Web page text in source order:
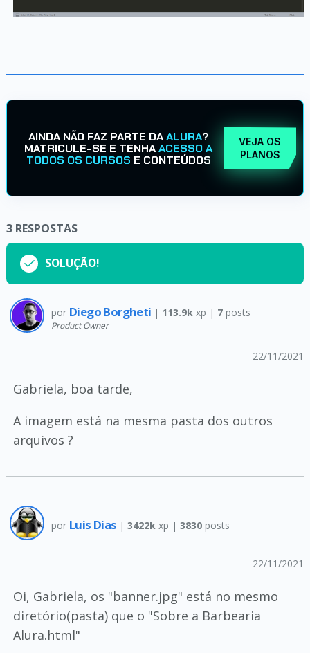
AINDA NÃO FAZ PARTE DAALURA?
MATRICULE-SE E TENHAACESSO A
TODOS OS CURSOS E CONTEÚDOS
VEJA OS
PLANOS
3 RESPOSTAS
SOLUÇÃO!
por Diego Borgheti | 113.9kxp | 7posts
Product Owner
22/11/2021
Gabriela, boa tarde,
A imagem está na mesma pasta dos outros
arquivos ?
por Luis Dias | 3422kxp | 3830posts
22/11/2021
Oi, Gabriela, os "banner.jpg" está no mesmo
diretório(pasta) que o "Sobre a Barbearia
Alura.html"